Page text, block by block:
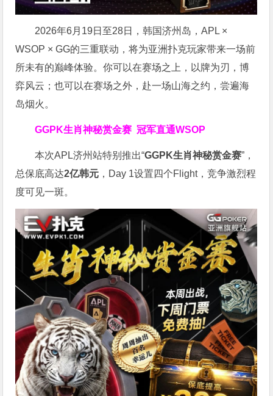
2026年6月19日至28日，韩国济州岛，APL ×
WSOP × GG的三重联动，将为亚洲扑克玩家带来一场前
所未有的巅峰体验。你可以在赛场之上，以牌为刃，博
弈风云；也可以在赛场之外，赴一场山海之约，尝遍海
岛烟火。
GGPK生肖神秘赏金赛冠军直通WSOP
本次APL济州站特别推出“GGPK生肖神秘赏金赛”，
总保底高达2亿韩元 ，Day 1设置四个Flight，竞争激烈程
度可见一斑。